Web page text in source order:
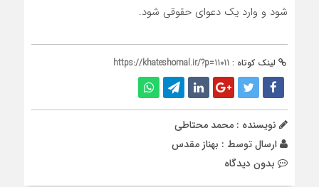
شود و وارد یک دعوای حقوقی شود.
لینک کوتاه : https://khateshomal.ir/?p=11011
نویسنده : محمد محتاطی
ارسال توسط : بهناز مقدس
بدون دیدگاه